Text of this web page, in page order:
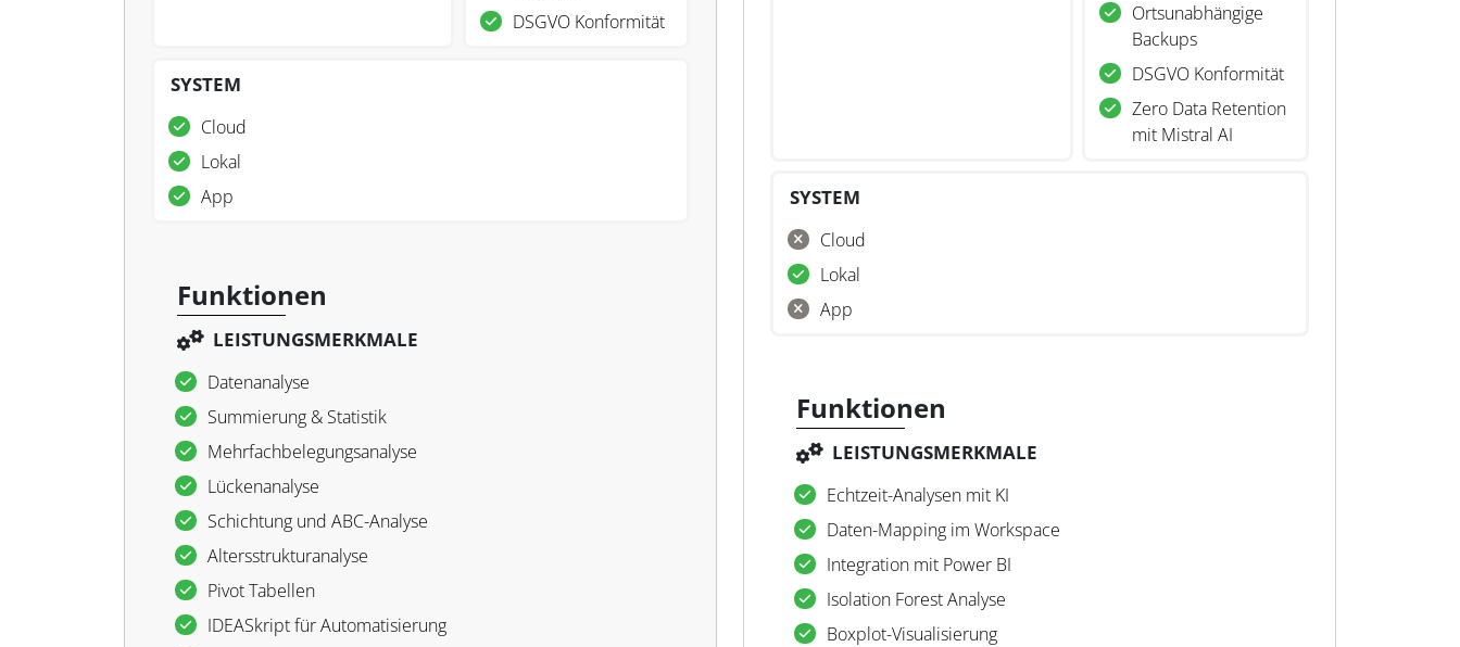
DSGVO Konformität
SYSTEM
Cloud
Lokal
App
Funktionen
LEISTUNGSMERKMALE
Datenanalyse
Summierung & Statistik
Mehrfachbelegungsanalyse
Lückenanalyse
Schichtung und ABC-Analyse
Altersstrukturanalyse
Pivot Tabellen
IDEASkript für Automatisierung
Ortsunabhängige
Backups
DSGVO Konformität
Zero Data Retention
mit Mistral AI
SYSTEM
Cloud
Lokal
App
Funktionen
LEISTUNGSMERKMALE
Echtzeit-Analysen mit KI
Daten-Mapping im Workspace
Integration mit Power BI
Isolation Forest Analyse
Boxplot-Visualisierung